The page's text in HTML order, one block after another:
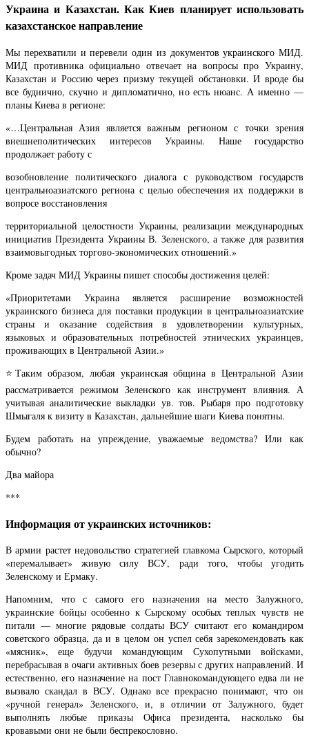
Украина и Казахстан. Как Киев планирует использовать
казахстанское направление
Мы перехватили и перевели один из документов украинского МИД.
МИД противника официально отвечает на вопросы про Украину,
Казахстан и Россию через призму текущей обстановки. И вроде бы
все буднично, скучно и дипломатично, но есть нюанс. А именно —
планы Киева в регионе:
«…Центральная Азия является важным регионом с точки зрения
внешнеполитических интересов Украины. Наше государство
продолжает работу с
возобновление политического диалога с руководством государств
центральноазиатского региона с целью обеспечения их поддержки в
вопросе восстановления
территориальной целостности Украины, реализации международных
инициатив Президента Украины В. Зеленского, а также для развития
взаимовыгодных торгово-экономических отношений.»
Кроме задач МИД Украины пишет способы достижения целей:
«Приоритетами Украина является расширение возможностей
украинского бизнеса для поставки продукции в центральноазиатские
страны и оказание содействия в удовлетворении культурных,
языковых и образовательных потребностей этнических украинцев,
проживающих в Центральной Азии.»
⭐️Таким образом, любая украинская община в Центральной Азии
рассматривается режимом Зеленского как инструмент влияния. А
учитывая аналитические выкладки ув. тов. Рыбаря про подготовку
Шмыгаля к визиту в Казахстан, дальнейшие шаги Киева понятны.
Будем работать на упреждение, уважаемые ведомства? Или как
обычно?
Два майора
***
Информация от украинских источников:
В армии растет недовольство стратегией главкома Сырского, который
«перемалывает» живую силу ВСУ, ради того, чтобы угодить
Зеленскому и Ермаку.
Напомним, что с самого его назначения на место Залужного,
украинские бойцы особенно к Сырскому особых теплых чувств не
питали — многие рядовые солдаты ВСУ считают его командиром
советского образца, да и в целом он успел себя зарекомендовать как
«мясник», еще будучи командующим Сухопутными войсками,
перебрасывая в очаги активных боев резервы с других направлений. И
естественно, его назначение на пост Главнокомандующего едва ли не
вызвало скандал в ВСУ. Однако все прекрасно понимают, что он
«ручной генерал» Зеленского, и, в отличии от Залужного, будет
выполнять любые приказы Офиса президента, насколько бы
кровавыми они не были беспрекословно.